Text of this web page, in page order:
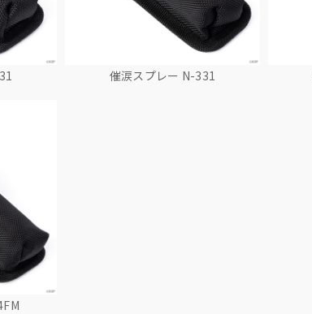
催涙スプレー N-331